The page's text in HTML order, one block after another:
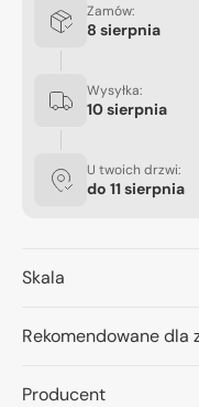
Zamów:
8 sierpnia
Wysyłka:
10 sierpnia
U twoich drzwi:
do 11 sierpnia
Skala
Rekomendowane dla
Producent